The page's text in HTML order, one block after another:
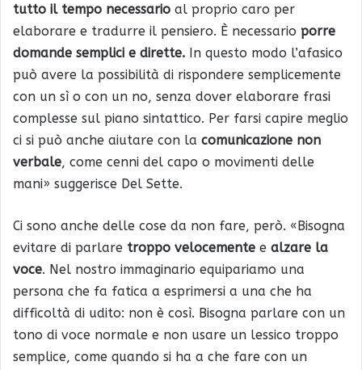
tutto il tempo necessario al proprio caro per
elaborare e tradurre il pensiero. È necessario porre
domande semplici e dirette. In questo modo l’afasico
può avere la possibilità di rispondere semplicemente
con un sì o con un no, senza dover elaborare frasi
complesse sul piano sintattico. Per farsi capire meglio
ci si può anche aiutare con la comunicazione non
verbale, come cenni del capo o movimenti delle
mani» suggerisce Del Sette.
Ci sono anche delle cose da non fare, però. «Bisogna
evitare di parlare troppo velocemente e alzare la
voce. Nel nostro immaginario equipariamo una
persona che fa fatica a esprimersi a una che ha
difficoltà di udito: non è così. Bisogna parlare con un
tono di voce normale e non usare un lessico troppo
semplice, come quando si ha a che fare con un